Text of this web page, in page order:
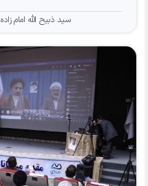
سید ذبیح الله امام زاده